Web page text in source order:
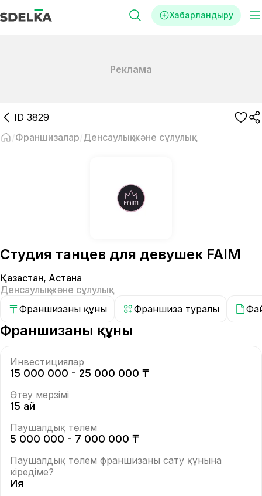
Хабарландыру
Реклама
ID 3829
Франшизалар Денсаулық және сұлулық
Студия танцев для девушек FAIM
Қазақстан, Астана
Денсаулық және сұлулық
Франшизаның құны
Франшиза туралы
Франшизаның құны
Инвестициялар
15 000 000 - 25 000 000 ₸
Өтеу мерзімі
15 ай
Паушалдық төлем
5 000 000 - 7 000 000 ₸
Паушалдық төлем франшизаны сату құнына
кіредіме?
Ия